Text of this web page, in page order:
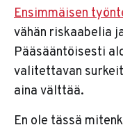
Ensimmäisen
vähän riskaabelia
Pääsääntöisesti
valitettavan
aina välttää.
En ole tässä